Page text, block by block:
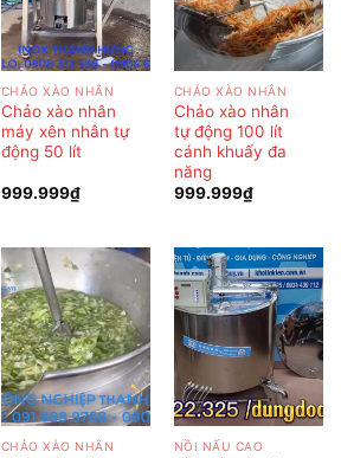
CHẢO XÀO NHÂN
Chảo xào nhân
máy xên nhân tự
động 50 lít
999.999₫
CHẢO XÀO NHÂN
Chảo xào nhân
tự động 100 lít
cánh khuấy đa
năng
999.999₫
CHẢO XÀO NHÂN NỒI NẤU CAO